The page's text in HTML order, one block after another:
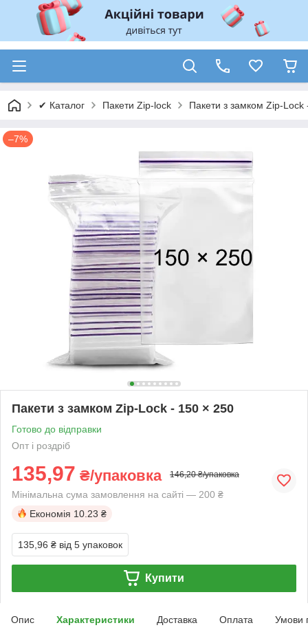
✔ Каталог Пакети Zip-lock Пакети з замком Zip-Lock
–7%
Пакети з замком Zip-Lock - 150 × 250
Готово до відправки
Опт і роздріб
135,97 ₴/упаковка 146,20 ₴/упаковка
Мінімальна сума замовлення на сайті — 200 ₴
Економія 10.23 ₴
135,96 ₴ від 5 упаковок
Купити
Опис Характеристики Доставка Оплата Умови